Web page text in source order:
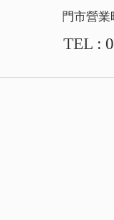
門市營業
TEL :